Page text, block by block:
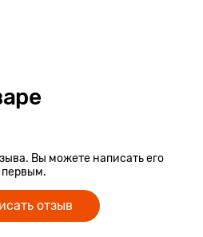
Вы можете написать его
первым.
отзыв